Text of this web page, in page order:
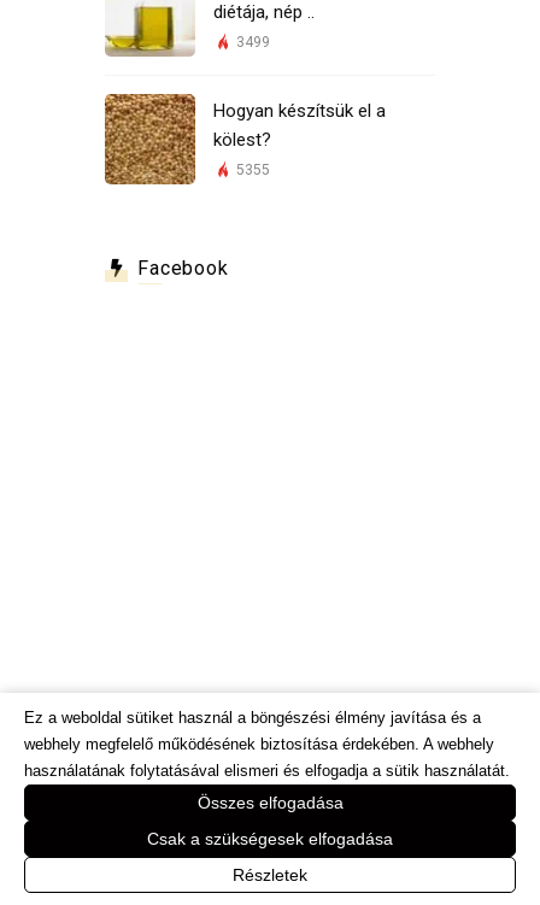
diétája, nép ..
3499
Hogyan készítsük el a
kölest?
5355
Facebook
© Dietinfo.hu 2026. Minden jog fenntartva.
Webáruház és honlap fejlesztés:
https://bodorweb.eu
Online marketing megoldasok: www.e-
vendor.hu
Ez a weboldal sütiket használ a böngészési élmény javítása és a
webhely megfelelő működésének biztosítása érdekében. A webhely
használatának folytatásával elismeri és elfogadja a sütik használatát.
Összes elfogadása
Csak a szükségesek elfogadása
Részletek